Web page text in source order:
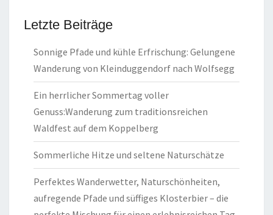
Letzte Beiträge
Sonnige Pfade und kühle Erfrischung: Gelungene
Wanderung von Kleinduggendorf nach Wolfsegg
Ein herrlicher Sommertag voller
Genuss:Wanderung zum traditionsreichen
Waldfest auf dem Koppelberg
Sommerliche Hitze und seltene Naturschätze
Perfektes Wanderwetter, Naturschönheiten,
aufregende Pfade und süffiges Klosterbier – die